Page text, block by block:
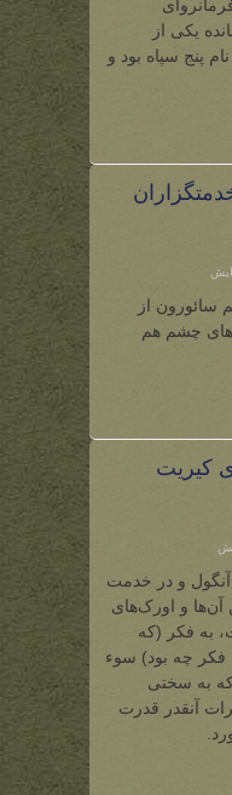
یکی از
پنج سپاه بود و
سائورون از
چشم هم
کیریت
و در خدمت
آن‌ها و اورک‌های
به فکر (که
چه بود) سوء
به سختی
آنقدر قدرت